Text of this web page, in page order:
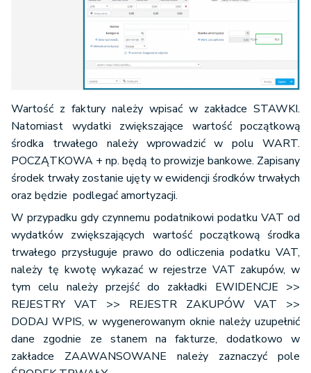
Wartość z faktury należy wpisać w zakładce STAWKI.
Natomiast wydatki zwiększające wartość początkową
środka trwałego należy wprowadzić w polu WART.
POCZĄTKOWA + np. będą to prowizje bankowe. Zapisany
środek trwały zostanie ujęty w ewidencji środków trwałych
oraz będzie podlegać amortyzacji.
W przypadku gdy czynnemu podatnikowi podatku VAT od
wydatków zwiększających wartość początkową środka
trwałego przysługuje prawo do odliczenia podatku VAT,
należy tę kwotę wykazać w rejestrze VAT zakupów, w
tym celu należy przejść do zakładki EWIDENCJE >>
REJESTRY VAT >> REJESTR ZAKUPÓW VAT >>
DODAJ WPIS, w wygenerowanym oknie należy uzupełnić
dane zgodnie ze stanem na fakturze, dodatkowo w
zakładce ZAAWANSOWANE należy zaznaczyć pole